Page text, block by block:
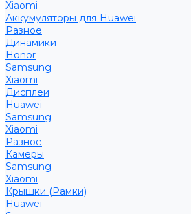
Xiaomi
Аккумуляторы для Huawei
Разное
Динамики
Honor
Samsung
Xiaomi
Дисплеи
Huawei
Samsung
Xiaomi
Разное
Камеры
Samsung
Xiaomi
Крышки (Рамки)
Huawei